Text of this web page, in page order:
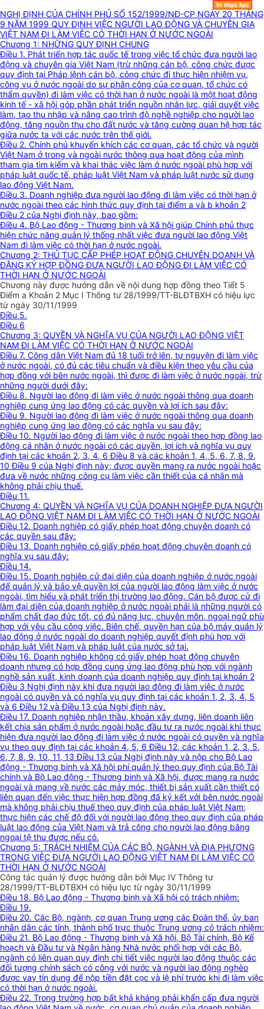
In mục lục
NGHỊ ĐỊNH CỦA CHÍNH PHỦ SỐ 152/1999/NĐ-CP NGÀY 20 THÁNG
9 NĂM 1999 QUY ĐỊNH VIỆC NGƯỜI LAO ĐỘNG VÀ CHUYÊN GIA
VIỆT NAM ĐI LÀM VIỆC CÓ THỜI HẠN Ở NƯỚC NGOÀI
Chương 1: NHỮNG QUY ĐỊNH CHUNG
Điều 1. Phát triển hợp tác quốc tế trong việc tổ chức đưa người lao
động và chuyên gia Việt Nam (trừ những cán bộ, công chức được
quy định tại Pháp lệnh cán bộ, công chức đi thực hiện nhiệm vụ,
công vụ ở nước ngoài do sự phân công của cơ quan, tổ chức có
thẩm quyền) đi làm việc có thời hạn ở nước ngoài là một hoạt động
kinh tế - xã hội góp phần phát triển nguồn nhân lực, giải quyết việc
làm, tạo thu nhập và nâng cao trình độ nghề nghiệp cho người lao
động, tăng nguồn thu cho đất nước và tăng cường quan hệ hợp tác
giữa nước ta với các nước trên thế giới.
Điều 2. Chính phủ khuyến khích các cơ quan, các tổ chức và người
Việt Nam ở trong và ngoài nước thông qua hoạt động của mình
tham gia tìm kiếm và khai thác việc làm ở nước ngoài phù hợp với
pháp luật quốc tế, pháp luật Việt Nam và pháp luật nước sử dụng
lao động Việt Nam.
Điều 3. Doanh nghiệp đưa người lao động đi làm việc có thời hạn ở
nước ngoài theo các hình thức quy định tại điểm a và b khoản 2
Điều 2 của Nghị định này, bao gồm:
Điều 4. Bộ Lao động - Thương binh và Xã hội giúp Chính phủ thực
hiện chức năng quản lý thống nhất việc đưa người lao động Việt
Nam đi làm việc có thời hạn ở nước ngoài.
Chương 2: THỦ TỤC CẤP PHÉP HOẠT ĐỘNG CHUYÊN DOANH VÀ
ĐĂNG KÝ HỢP ĐỒNG ĐƯA NGƯỜI LAO ĐỘNG ĐI LÀM VIỆC CÓ
THỜI HẠN Ở NƯỚC NGOÀI
Chương này được hướng dẫn về nội dung hợp đồng theo Tiết 5
Điểm a Khoản 2 Mục I Thông tư 28/1999/TT-BLĐTBXH có hiệu lực
từ ngày 30/11/1999
Điều 5.
Điều 6
Chương 3: QUYỀN VÀ NGHĨA VỤ CỦA NGƯỜI LAO ĐỘNG VIỆT
NAM ĐI LÀM VIỆC CÓ THỜI HẠN Ở NƯỚC NGOÀI
Điều 7. Công dân Việt Nam đủ 18 tuổi trở lên, tự nguyện đi làm việc
ở nước ngoài, có đủ các tiêu chuẩn và điều kiện theo yêu cầu của
hợp đồng với bên nước ngoài, thì được đi làm việc ở nước ngoài, trừ
những người dưới đây:
Điều 8. Người lao động đi làm việc ở nước ngoài thông qua doanh
nghiệp cung ứng lao động có các quyền và lợi ích sau đây:
Điều 9. Người lao động đi làm việc ở nước ngoài thông qua doanh
nghiệp cung ứng lao động có các nghĩa vụ sau đây:
Điều 10. Người lao động đi làm việc ở nước ngoài theo hợp đồng lao
động cá nhân ở nước ngoài có các quyền, lợi ích và nghĩa vụ quy
định tại các khoản 2, 3, 4, 6 Điều 8 và các khoản 1, 4, 5, 6, 7, 8, 9,
10 Điều 9 của Nghị định này; được quyền mang ra nước ngoài hoặc
đưa về nước những công cụ làm việc cần thiết của cá nhân mà
không phải chịu thuế.
Điều 11.
Chương 4: QUYỀN VÀ NGHĨA VỤ CỦA DOANH NGHIỆP ĐƯA NGƯỜI
LAO ĐỘNG VIỆT NAM ĐI LÀM VIỆC CÓ THỜI HẠN Ở NƯỚC NGOÀI
Điều 12. Doanh nghiệp có giấy phép hoạt động chuyên doanh có
các quyền sau đây:
Điều 13. Doanh nghiệp có giấy phép hoạt động chuyên doanh có
nghĩa vụ sau đây:
Điều 14.
Điều 15. Doanh nghiệp cử đại diện của doanh nghiệp ở nước ngoài
để quản lý và bảo vệ quyền lợi của người lao động làm việc ở nước
ngoài, tìm hiểu và phát triển thị trường lao động. Cán bộ được cử đi
làm đại diện của doanh nghiệp ở nước ngoài phải là những người có
phẩm chất đạo đức tốt, có đủ năng lực, chuyên môn, ngoại ngữ phù
hợp với yêu cầu công việc. Biên chế, quyền hạn của bộ máy quản lý
lao động ở nước ngoài do doanh nghiệp quyết định phù hợp với
pháp luật Việt Nam và pháp luật của nước sở tại.
Điều 16. Doanh nghiệp không có giấy phép hoạt động chuyên
doanh nhưng có hợp đồng cung ứng lao động phù hợp với ngành
nghề sản xuất, kinh doanh của doanh nghiệp quy định tại khoản 2
Điều 3 Nghị định này khi đưa người lao động đi làm việc ở nước
ngoài có quyền và có nghĩa vụ quy định tại các khoản 1, 2, 3, 4, 5
và 6 Điều 12 và Điều 13 của Nghị định này.
Điều 17. Doanh nghiệp nhận thầu, khoán xây dựng, liên doanh liên
kết chia sản phẩm ở nước ngoài hoặc đầu tư ra nước ngoài khi thực
hiện đưa người lao động đi làm việc ở nước ngoài có quyền và nghĩa
vụ theo quy định tại các khoản 4, 5, 6 Điều 12, các khoản 1, 2, 3, 5,
6, 7, 8, 9, 10, 11, 13 Điều 13 của Nghị định này và nộp cho Bộ Lao
động - Thương binh và Xã hội phí quản lý theo quy định của Bộ Tài
chính và Bộ Lao động - Thương binh và Xã hội, được mang ra nước
ngoài và mang về nước các máy móc, thiết bị sản xuất cần thiết có
liên quan đến việc thực hiện hợp đồng đã ký kết với bên nước ngoài
mà không phải chịu thuế theo quy định của pháp luật Việt Nam;
thực hiện các chế độ đối với người lao động theo quy định của pháp
luật lao động của Việt Nam và trả công cho người lao động bằng
ngoại tệ thu được nếu có.
Chương 5: TRÁCH NHIỆM CỦA CÁC BỘ, NGÀNH VÀ ĐỊA PHƯƠNG
TRONG VIỆC ĐƯA NGƯỜI LAO ĐỘNG VIỆT NAM ĐI LÀM VIỆC CÓ
THỜI HẠN Ở NƯỚC NGOÀI
Công tác quản lý được hướng dẫn bởi Mục IV Thông tư
28/1999/TT-BLĐTBXH có hiệu lực từ ngày 30/11/1999
Điều 18. Bộ Lao động - Thương binh và Xã hội có trách nhiệm:
Điều 19.
Điều 20. Các Bộ, ngành, cơ quan Trung ương các Đoàn thể, ủy ban
nhân dân các tỉnh, thành phố trực thuộc Trung ương có trách nhiệm:
Điều 21. Bộ Lao động - Thương binh và Xã hội, Bộ Tài chính, Bộ Kế
hoạch và Đầu tư và Ngân hàng Nhà nước phối hợp với các Bộ,
ngành có liên quan quy định chi tiết việc người lao động thuộc các
đối tượng chính sách có công với nước và người lao động nghèo
được vay tín dụng để nộp tiền đặt cọc và lệ phí trước khi đi làm việc
có thời hạn ở nước ngoài.
Điều 22. Trong trường hợp bất khả kháng phải khẩn cấp đưa người